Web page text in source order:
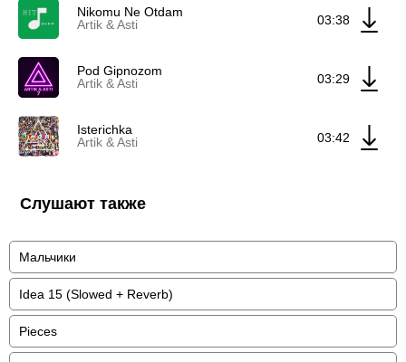
Nikomu Ne Otdam
Artik & Asti
03:38
Pod Gipnozom
Artik & Asti
03:29
Isterichka
Artik & Asti
03:42
Слушают также
Мальчики
Idea 15 (Slowed + Reverb)
Pieces